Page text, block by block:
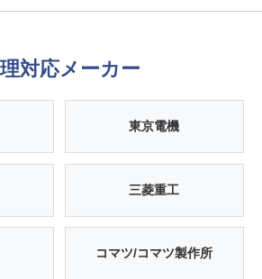
対応メーカー
東京電機
三菱重工
コマツ/コマツ製作所